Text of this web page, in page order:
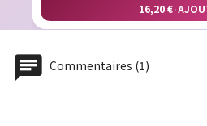
16,20 €·
Commentaires (1)